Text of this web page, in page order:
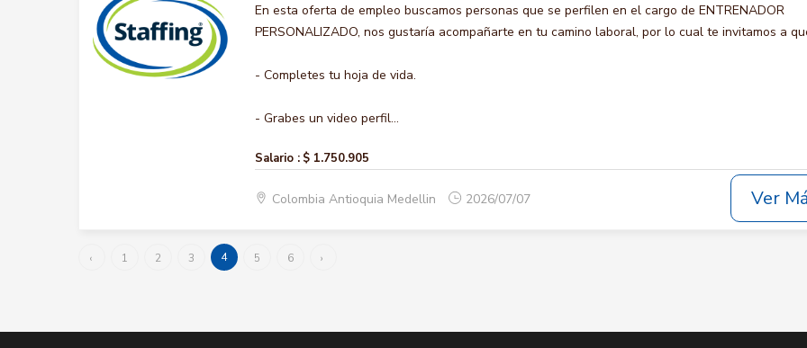
En esta oferta de empleo buscamos personas que se perfilen en el cargo de ENTRENADOR
PERSONALIZADO, nos gustaría acompañarte en tu camino laboral, por lo cual te invitamos a
- Completes tu hoja de vida.
- Grabes un video perfil...
Salario : $ 1.750.905
Colombia Antioquia Medellin 2026/07/07 Ver
‹ 1 2 3 4 5 6 ›